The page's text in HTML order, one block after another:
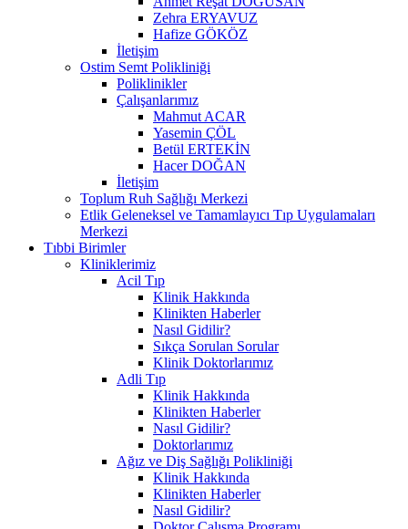
Zehra ERYAVUZ
Hafize GÖKÖZ
İletişim
Ostim Semt Polikliniği
Poliklinikler
Çalışanlarımız
Mahmut ACAR
Yasemin ÇÖL
Betül ERTEKİN
Hacer DOĞAN
İletişim
Toplum Ruh Sağlığı Merkezi
Etlik Geleneksel ve Tamamlayıcı Tıp Uygulamaları
Merkezi
Tıbbi Birimler
Kliniklerimiz
Acil Tıp
Klinik Hakkında
Klinikten Haberler
Nasıl Gidilir?
Sıkça Sorulan Sorular
Klinik Doktorlarımız
Adli Tıp
Klinik Hakkında
Klinikten Haberler
Nasıl Gidilir?
Doktorlarımız
Ağız ve Diş Sağlığı Polikliniği
Klinik Hakkında
Klinikten Haberler
Nasıl Gidilir?